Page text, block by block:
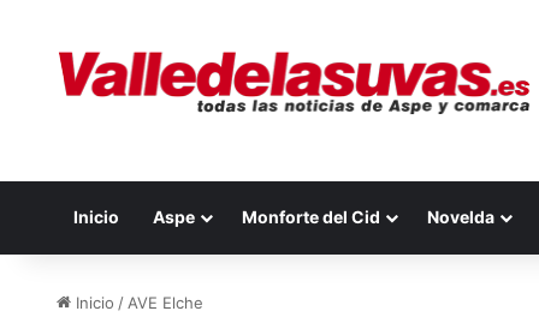
Inicio Aspe Monforte del Cid Novelda
Inicio / AVE Elche